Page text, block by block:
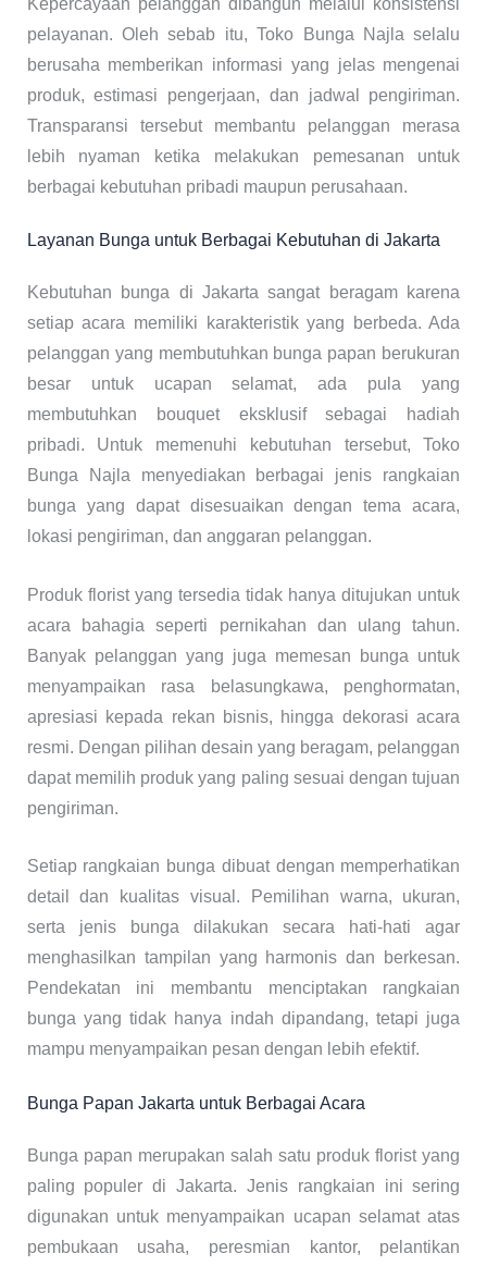
pelayanan. Oleh sebab itu, Toko Bunga Najla selalu
berusaha memberikan informasi yang jelas mengenai
produk, estimasi pengerjaan, dan jadwal pengiriman.
Transparansi tersebut membantu pelanggan merasa
lebih nyaman ketika melakukan pemesanan untuk
berbagai kebutuhan pribadi maupun perusahaan.
Layanan Bunga untuk Berbagai Kebutuhan di Jakarta
Kebutuhan bunga di Jakarta sangat beragam karena
setiap acara memiliki karakteristik yang berbeda. Ada
pelanggan yang membutuhkan bunga papan berukuran
besar untuk ucapan selamat, ada pula yang
membutuhkan bouquet eksklusif sebagai hadiah
pribadi. Untuk memenuhi kebutuhan tersebut, Toko
Bunga Najla menyediakan berbagai jenis rangkaian
bunga yang dapat disesuaikan dengan tema acara,
lokasi pengiriman, dan anggaran pelanggan.
Produk florist yang tersedia tidak hanya ditujukan untuk
acara bahagia seperti pernikahan dan ulang tahun.
Banyak pelanggan yang juga memesan bunga untuk
menyampaikan rasa belasungkawa, penghormatan,
apresiasi kepada rekan bisnis, hingga dekorasi acara
resmi. Dengan pilihan desain yang beragam, pelanggan
dapat memilih produk yang paling sesuai dengan tujuan
pengiriman.
Setiap rangkaian bunga dibuat dengan memperhatikan
detail dan kualitas visual. Pemilihan warna, ukuran,
serta jenis bunga dilakukan secara hati-hati agar
menghasilkan tampilan yang harmonis dan berkesan.
Pendekatan ini membantu menciptakan rangkaian
bunga yang tidak hanya indah dipandang, tetapi juga
mampu menyampaikan pesan dengan lebih efektif.
Bunga Papan Jakarta untuk Berbagai Acara
Bunga papan merupakan salah satu produk florist yang
paling populer di Jakarta. Jenis rangkaian ini sering
digunakan untuk menyampaikan ucapan selamat atas
pembukaan usaha, peresmian kantor, pelantikan